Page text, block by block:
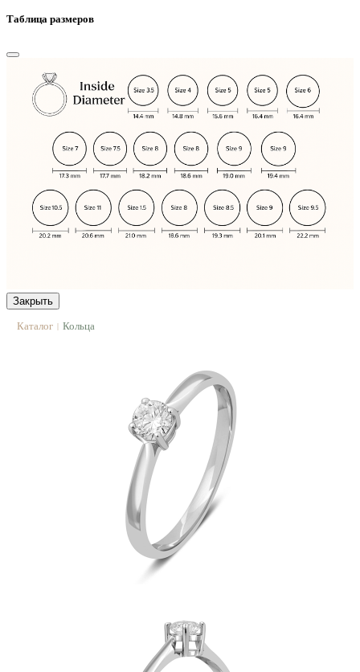
Таблица размеров
Закрыть
Каталог | Кольца